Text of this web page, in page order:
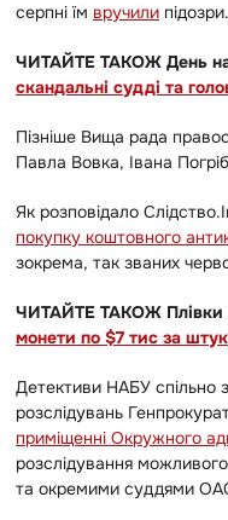
серпні їм вручили підозри.
ЧИТАЙТЕ ТАКОЖ День
скандальні судді та
Пізніше Вища рада
Павла Вовка, Івана
Як розповідало
покупку коштовного
зокрема, так званих
ЧИТАЙТЕ ТАКОЖ Плівки
монети по $7 тис за
Детективи НАБУ спільно
розслідувань
приміщенні Окружного
розслідування
та окремими суддями